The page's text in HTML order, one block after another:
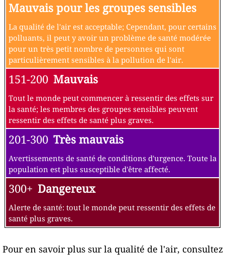
Mauvais pour les groupes sensibles
La qualité de l'air est acceptable; Cependant, pour certains
polluants, il peut y avoir un problème de santé modérée
pour un très petit nombre de personnes qui sont
particulièrement sensibles à la pollution de l'air.
151-200 Mauvais
Tout le monde peut commencer à ressentir des effets sur
la santé; les membres des groupes sensibles peuvent
ressentir des effets de santé plus graves.
201-300 Très mauvais
Avertissements de santé de conditions d'urgence. Toute la
population est plus susceptible d'être affecté.
300+ Dangereux
Alerte de santé: tout le monde peut ressentir des effets de
santé plus graves.
Pour en savoir plus sur la qualité de l'air, consultez